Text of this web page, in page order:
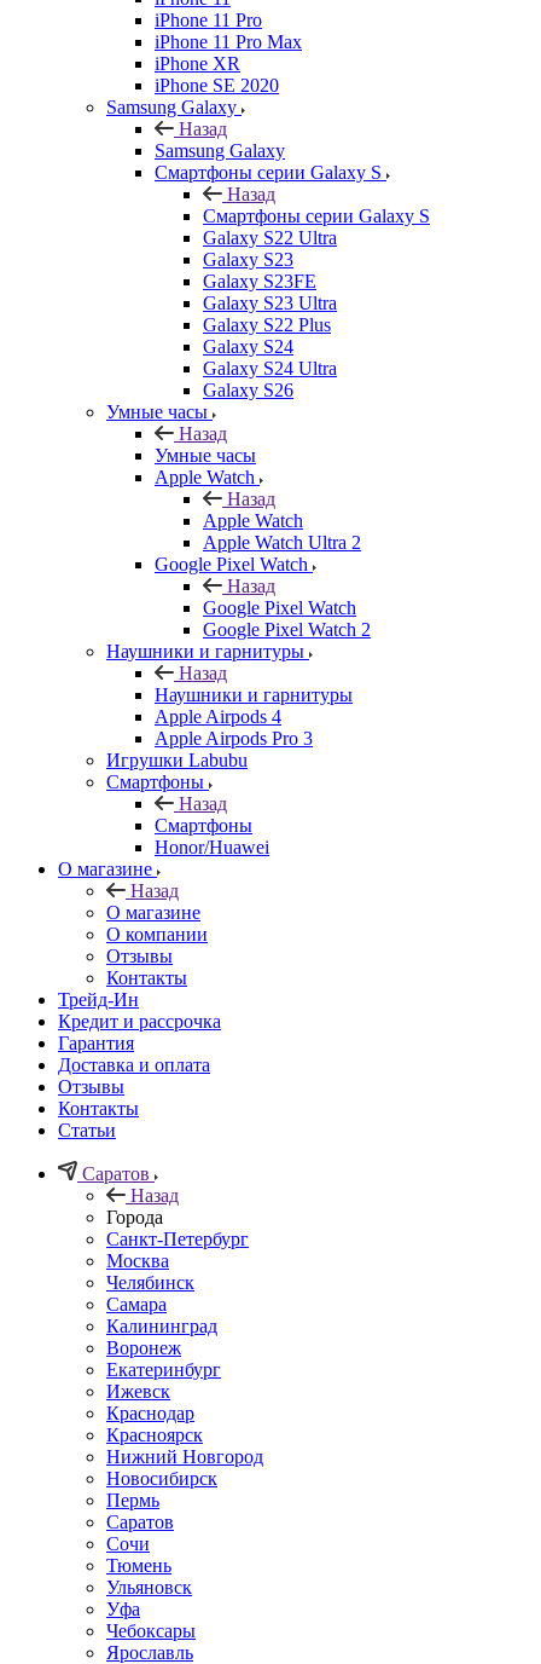
iPhone 11 Pro
iPhone 11 Pro Max
iPhone XR
iPhone SE 2020
Samsung Galaxy
Назад
Samsung Galaxy
Смартфоны серии Galaxy S
Назад
Смартфоны серии Galaxy S
Galaxy S22 Ultra
Galaxy S23
Galaxy S23FE
Galaxy S23 Ultra
Galaxy S22 Plus
Galaxy S24
Galaxy S24 Ultra
Galaxy S26
Умные часы
Назад
Умные часы
Apple Watch
Назад
Apple Watch
Apple Watch Ultra 2
Google Pixel Watch
Назад
Google Pixel Watch
Google Pixel Watch 2
Наушники и гарнитуры
Назад
Наушники и гарнитуры
Apple Airpods 4
Apple Airpods Pro 3
Игрушки Labubu
Смартфоны
Назад
Смартфоны
Honor/Huawei
О магазине
Назад
О магазине
О компании
Отзывы
Контакты
Трейд-Ин
Кредит и рассрочка
Гарантия
Доставка и оплата
Отзывы
Контакты
Статьи
Саратов
Назад
Города
Санкт-Петербург
Москва
Челябинск
Самара
Калининград
Воронеж
Екатеринбург
Ижевск
Краснодар
Красноярск
Нижний Новгород
Новосибирск
Пермь
Саратов
Сочи
Тюмень
Ульяновск
Уфа
Чебоксары
Ярославль